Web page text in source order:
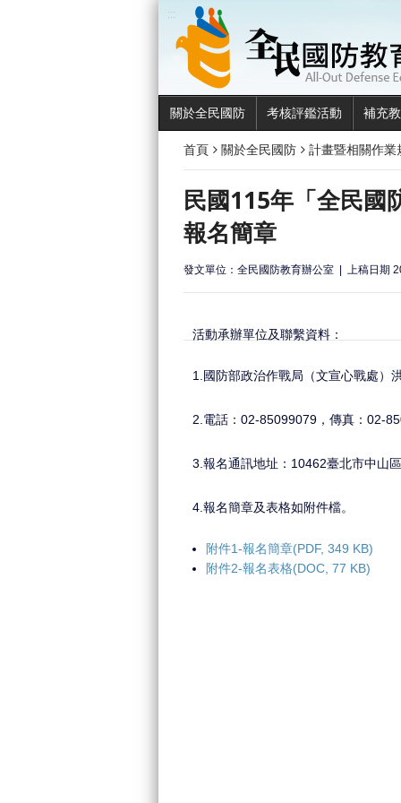
:::
關於全民國防 考核評鑑活動 補充
首頁 關於全民國防 計畫暨相關作業
民國115年「全民國
報名簡章
發文單位：全民國防教育辦公室 上稿日期
活動承辦單位及聯繫資料：
1.國防部政治作戰局（文宣心戰處）
2.電話：02-85099079，傳真：02-
3.報名通訊地址：10462臺北市中山
4.報名簡章及表格如附件檔。
附件1-報名簡章(PDF, 349 KB)
附件2-報名表格(DOC, 77 KB)